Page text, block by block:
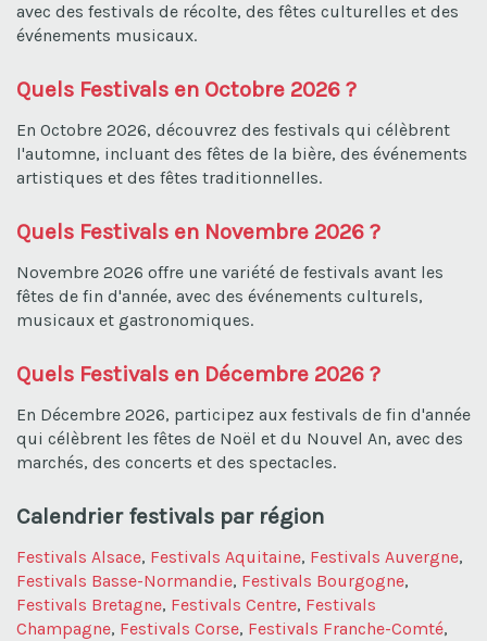
avec des festivals de récolte, des fêtes culturelles et des
événements musicaux.
Quels Festivals en Octobre 2026 ?
En Octobre 2026, découvrez des festivals qui célèbrent
l'automne, incluant des fêtes de la bière, des événements
artistiques et des fêtes traditionnelles.
Quels Festivals en Novembre 2026 ?
Novembre 2026 offre une variété de festivals avant les
fêtes de fin d'année, avec des événements culturels,
musicaux et gastronomiques.
Quels Festivals en Décembre 2026 ?
En Décembre 2026, participez aux festivals de fin d'année
qui célèbrent les fêtes de Noël et du Nouvel An, avec des
marchés, des concerts et des spectacles.
Calendrier festivals par région
Festivals Alsace, Festivals Aquitaine, Festivals Auvergne,
Festivals Basse-Normandie, Festivals Bourgogne,
Festivals Bretagne, Festivals Centre, Festivals
Champagne, Festivals Corse, Festivals Franche-Comté,